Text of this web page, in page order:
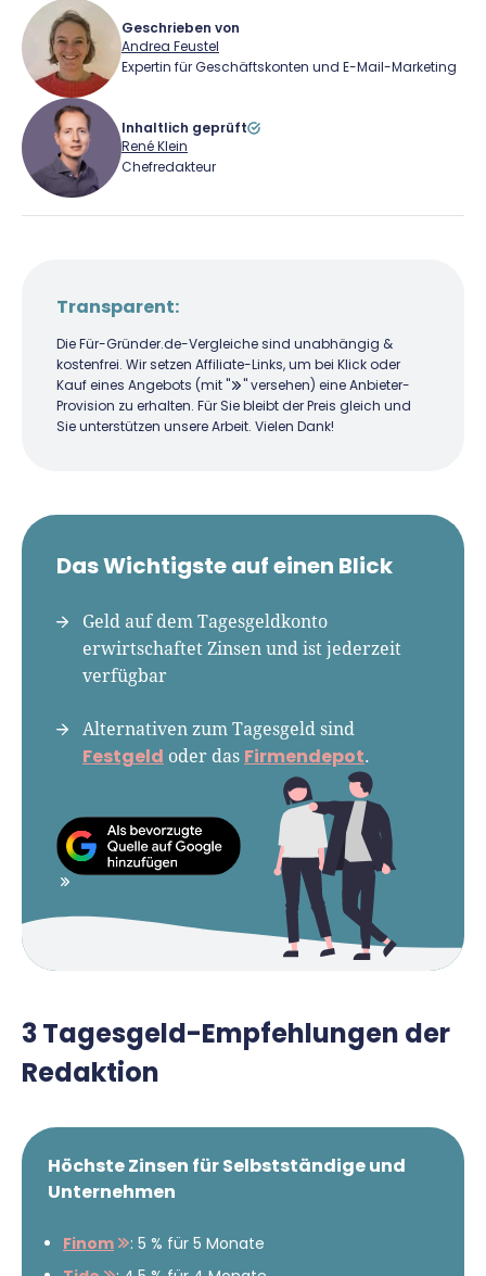
Weitere Tools & Vorlagen
Vergleiche
Steuerberatung
Software
Deals
Geschrieben von
Andrea Feustel
Expertin für Geschäftskonten und E-Mail-Marketing
Andrea Feustel
Für-Gründer.de Redaktion
Software. Neben der Veröffentlichung von
regelmäßigen Vergleichen stellt Andrea
einzelne Anbieter im Detail vor und ordnet
sie für Gründer und Selbstständige im Markt
ein. Ihre Inhalte erscheinen als Texte, Social-
Inhaltlich geprüft
René Klein
Chefredakteur
als Gründer von Für-
deutschen
Seine Mission:
Gründern praxisnahe
Kanal.
in anderen Medien
Transparent:
Die Für-Gründer.de-Vergleiche sind unabhängig &
kostenfrei. Wir setzen Affiliate-Links, um bei Klick oder
Kauf eines Angebots (mit "
" versehen) eine Anbieter-
Provision zu erhalten. Für Sie bleibt der Preis gleich und
Sie unterstützen unsere Arbeit. Vielen Dank!
Das Wichtigste auf einen Blick
Geld auf dem Tagesgeldkonto
erwirtschaftet Zinsen und ist jederzeit
verfügbar
Alternativen zum Tagesgeld sind
Festgeld oder das Firmendepot.
3 Tagesgeld-Empfehlungen der
Redaktion
Höchste Zinsen für Selbstständige und
Unternehmen
Finom
: 5 % für 5 Monate